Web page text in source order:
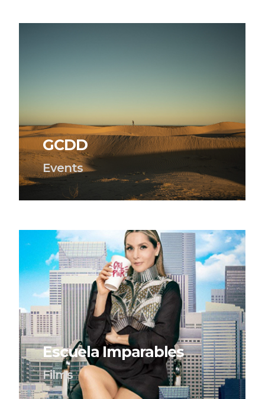
GCDD
Events
Escuela Imparables
Films